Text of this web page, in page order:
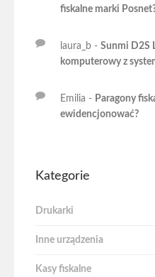
fiskalne marki
laura_b - Sunmi D2S
komputerowy z
Emilia - Paragony
ewidencjonować?
Kategorie
Drukarki
Inne urządzenia
Kasy fiskalne